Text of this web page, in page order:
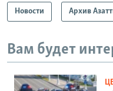
Новости Архив
Вам будет